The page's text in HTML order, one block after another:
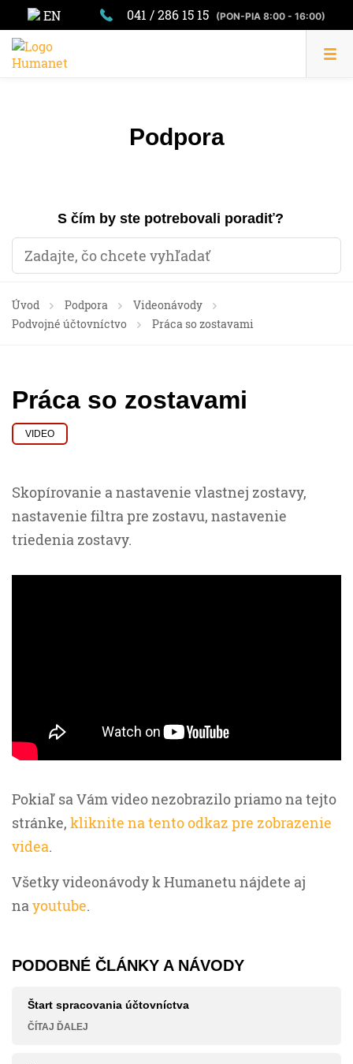
EN 041 / 286 15 15 (PON-PIA 8:00 - 16:00)
Podpora
S čím by ste potrebovali poradiť?
Úvod Podpora
Videonávody
Podvojné účtovníctvo
Práca so zostavami
Práca so zostavami
VIDEO
Skopírovanie a nastavenie vlastnej zostavy,
nastavenie filtra pre zostavu, nastavenie
triedenia zostavy.
Pokiaľ sa Vám video nezobrazilo priamo na tejto
stránke, kliknite na tento odkaz pre zobrazenie
videa.
Všetky videonávody k Humanetu nájdete aj
nayoutube.
PODOBNÉ ČLÁNKY A NÁVODY
Štart spracovania účtovníctva
ČÍTAJ ĎALEJ